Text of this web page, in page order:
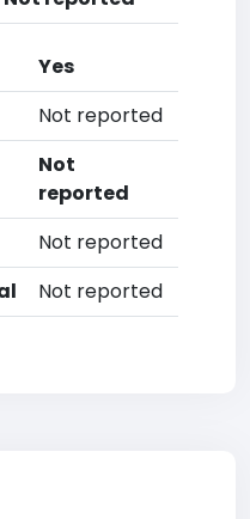
Yes
Not reported
Not
reported
Not reported
Not reported